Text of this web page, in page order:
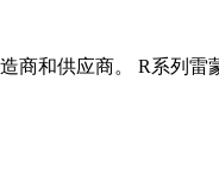
和供应商。 R系列